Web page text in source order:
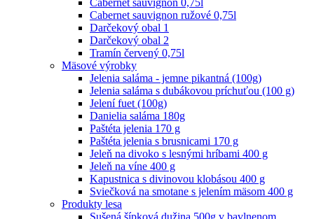
Cabernet sauvignon ružové 0,75l
Darčekový obal 1
Darčekový obal 2
Tramín červený 0,75l
Mäsové výrobky
Jelenia saláma - jemne pikantná (100g)
Jelenia saláma s dubákovou príchuťou (100 g)
Jelení fuet (100g)
Danielia saláma 180g
Paštéta jelenia 170 g
Paštéta jelenia s brusnicami 170 g
Jeleň na divoko s lesnými hríbami 400 g
Jeleň na víne 400 g
Kapustnica s divinovou klobásou 400 g
Sviečková na smotane s jelením mäsom 400 g
Produkty lesa
Sušená šípková dužina 500g v bavlnenom